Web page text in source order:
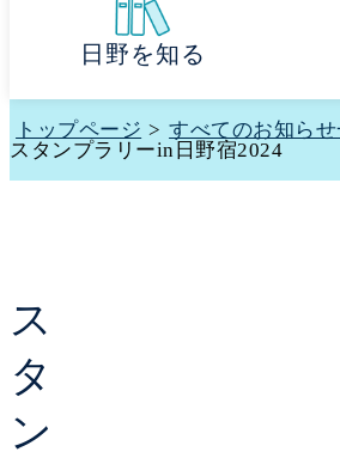
日野を知る
トップページ > すべてのお知らせ
スタンプラリーin日野宿2024
ス
タ
ン